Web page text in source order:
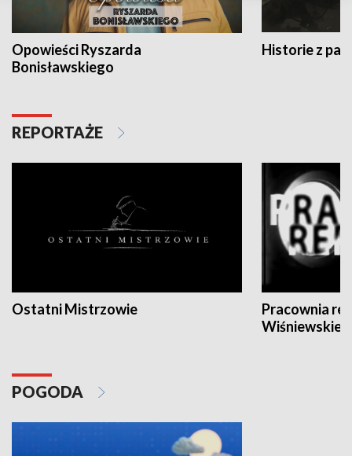
Opowieści Ryszarda
Bonisławskiego
Historie z
REPORTAŻE
Ostatni Mistrzowie
Pracownia
POGODA